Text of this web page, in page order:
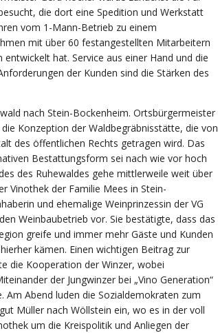
die dort eine Spedition und Werkstatt
vom 1-Mann-Betrieb zu einem
mit über 60 festangestellten Mitarbeitern
hat. Service aus einer Hand und die
der Kunden sind die Stärken des
nach Stein-Bockenheim. Ortsbürgermeister
Konzeption der Waldbegräbnisstätte, die von
des öffentlichen Rechts getragen wird. Das
Bestattungsform sei nach wie vor hoch
des Ruhewaldes gehe mittlerweile weit über
Vinothek der Familie Mees in Stein-
und ehemalige Weinprinzessin der VG
Weinbaubetrieb vor. Sie bestätigte, dass das
greife und immer mehr Gäste und Kunden
kämen. Einen wichtigen Beitrag zur
die Kooperation der Winzer, wobei
der Jungwinzer bei „Vino Generation“
Am Abend luden die Sozialdemokraten zum
Müller nach Wöllstein ein, wo es in der voll
um die Kreispolitik und Anliegen der